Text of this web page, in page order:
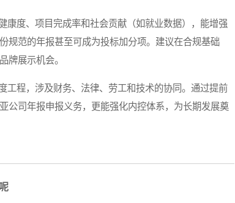
度、项目完成率和社会贡献（如就业数据），能增强
规范的年报甚至可成为投标加分项。建议在合规基础
牌展示机会。
程，涉及财务、法律、劳工和技术的协同。通过提前
公司年报申报义务，更能强化内控体系，为长期发展奠